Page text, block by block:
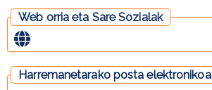
Web orria eta Sare Sozialak
Harremanetarako posta elektronikoa